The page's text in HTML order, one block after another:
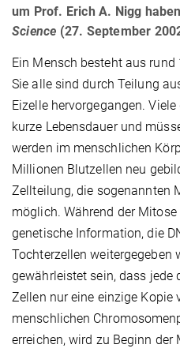
um Prof. Erich A. Nigg
Science (27. September
Ein Mensch besteht aus
Sie alle sind durch Teilung
Eizelle hervorgegangen.
kurze Lebensdauer und
werden im menschlichen
Millionen Blutzellen neu
Zellteilung, die sogenannten
möglich. Während der
genetische Information, die
Tochterzellen weitergegeben
gewährleistet sein, dass jede
Zellen nur eine einzige Kopie
menschlichen
erreichen, wird zu Beginn der